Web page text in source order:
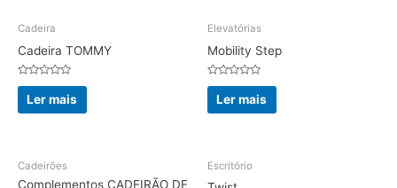
Cadeira
Cadeira TOMMY
Avaliação
de
5
Ler mais
Elevatórias
Mobility Step
Avaliação
de
5
Ler mais
Cadeirões
Complementos CADEIRÃO DE
Escritório